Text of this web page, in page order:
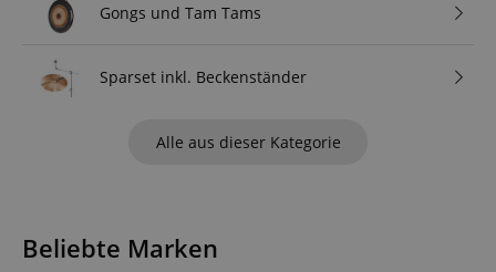
Gongs und Tam Tams
Sparset inkl. Beckenständer
Alle aus dieser Kategorie
Beliebte Marken